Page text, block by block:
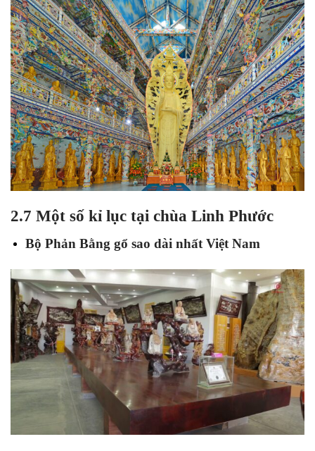
2.7 Một số kỉ lục tại chùa Linh Phước
Bộ Phản Bằng gổ sao dài nhất Việt Nam